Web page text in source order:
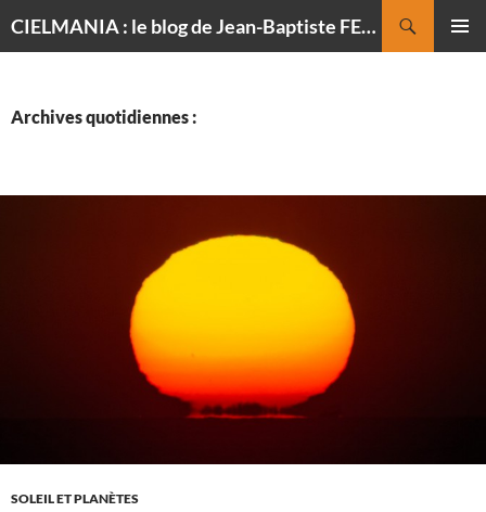
CIELMANIA : le blog de Jean-Baptiste FELDMANN, photographe du ciel
Archives quotidiennes :
SOLEIL ET PLANÈTES